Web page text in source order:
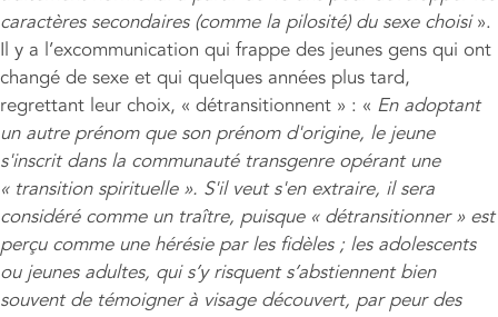
caractères secondaires (comme la pilosité) du sexe choisi».
Il y a l’excommunication qui frappe des jeunes gens qui ont
changé de sexe et qui quelques années plus tard,
regrettant leur choix, « détransitionnent » : « En adoptant
un autre prénom que son prénom d'origine, le jeune
s'inscrit dans la communauté transgenre opérant une
« transition spirituelle ». S'il veut s'en extraire, il sera
considéré comme un traître, puisque « détransitionner » est
perçu comme une hérésie par les fidèles ; les adolescents
ou jeunes adultes, qui s’y risquent s’abstiennent bien
souvent de témoigner à visage découvert, par peur des